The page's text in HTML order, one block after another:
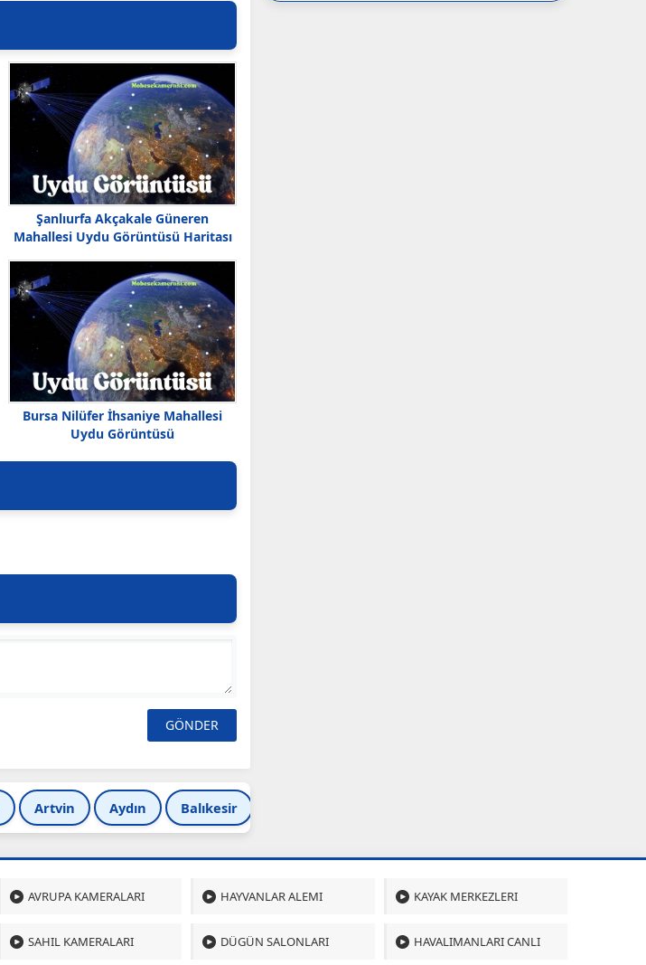
Şanlıurfa Akçakale Güneren
Mahallesi Uydu Görüntüsü Haritası
Bursa Nilüfer İhsaniye Mahallesi
Uydu Görüntüsü
Artvin Aydın Balıkesir
AVRUPA KAMERALARI HAYVANLAR ALEMI KAYAK MERKEZLERI
SAHIL KAMERALARI DÜGÜN SALONLARI HAVALIMANLARI CANLI